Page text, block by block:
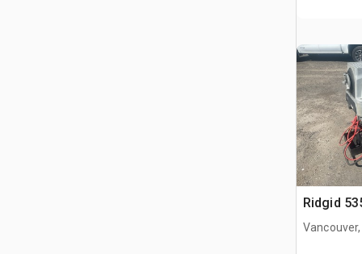
Ridgid